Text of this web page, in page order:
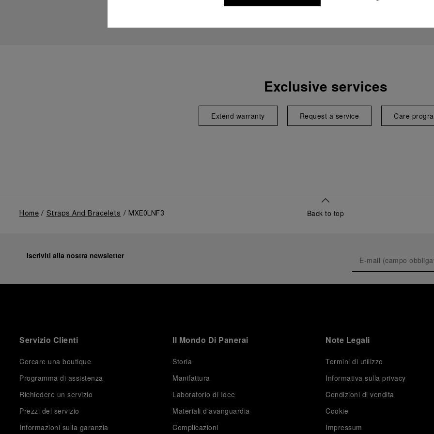
Exclusive services
Extend warranty Request a service Care
Home Straps And Bracelets MXE0LNF3 Back to top
Iscriviti alla nostra newsletter
Servizio Clienti
Cercare una boutique
Programma di assistenza
Richiedere un servizio
Prezzi del servizio
Informazioni sulla garanzia
Il Mondo Di Panerai
Storia
Manifattura
Laboratorio di Idee
Materiali d'avanguardia
Complicazioni
Note Legali
Termini di utilizzo
Informativa sulla privacy
Condizioni di vendita
Cookie
Impressum